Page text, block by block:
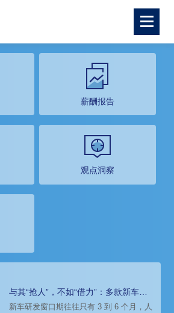
薪酬报告
观点洞察
与其“抢人”，不如“借力”：多款新车并
行开发，头部车企如何补齐关键人才？
新车研发窗口期往往只有 3 到 6 个月，人